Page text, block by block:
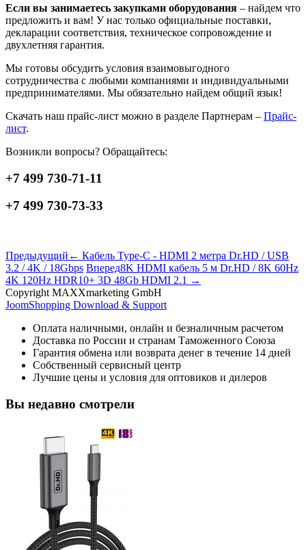
Если вы занимаетесь закупками оборудования – найдем что
предложить и вам! У нас только официальные поставки,
декларации соответствия, техническое сопровождение и
двухлетняя гарантия.
Мы готовы обсудить условия взаимовыгодного
сотрудничества с любыми компаниями и индивидуальными
предпринимателями. Мы обязательно найдем общий язык!
Скачать наш прайс-лист можно в разделе Партнерам – Прайс-
лист.
Возникли вопросы? Обращайтесь:
+7 499 730-71-11
+7 499 730-73-33
Предыдущий ← Кабель Type-C - HDMI 2 метра Dr.HD / USB
3.2 / 4K / 18Gbps Вперед8K HDMI кабель 5 м Dr.HD / 8K 60Hz
4K 120Hz HDR10+ 3D 48Gb HDMI 2.1 →
Copyright MAXXmarketing GmbH
JoomShopping Download & Support
Оплата наличными, онлайн и безналичным расчетом
Доставка по России и странам Таможенного Союза
Гарантия обмена или возврата денег в течение 14 дней
Собственный сервисный центр
Лучшие цены и условия для оптовиков и дилеров
Вы недавно смотрели